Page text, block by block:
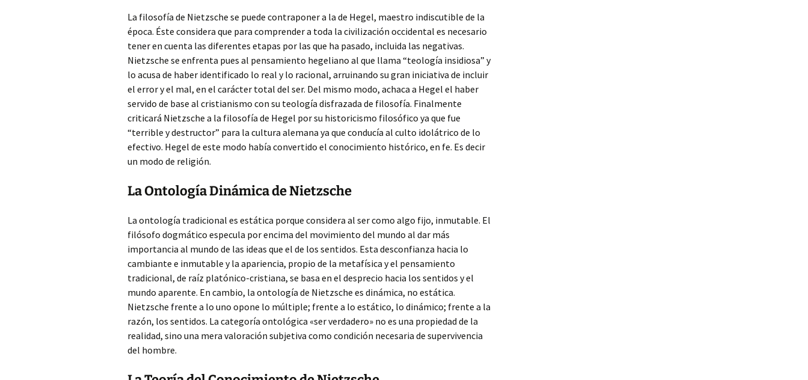
La filosofía de Nietzsche se puede contraponer a la de Hegel, maestro indiscutible de la
época. Éste considera que para comprender a toda la civilización occidental es necesario
tener en cuenta las diferentes etapas por las que ha pasado, incluida las negativas.
Nietzsche se enfrenta pues al pensamiento hegeliano al que llama “teología insidiosa” y
lo acusa de haber identificado lo real y lo racional, arruinando su gran iniciativa de incluir
el error y el mal, en el carácter total del ser. Del mismo modo, achaca a Hegel el haber
servido de base al cristianismo con su teología disfrazada de filosofía. Finalmente
criticará Nietzsche a la filosofía de Hegel por su historicismo filosófico ya que fue
“terrible y destructor” para la cultura alemana ya que conducía al culto idolátrico de lo
efectivo. Hegel de este modo había convertido el conocimiento histórico, en fe. Es decir
un modo de religión.
La Ontología Dinámica de Nietzsche
La ontología tradicional es estática porque considera al ser como algo fijo, inmutable. El
filósofo dogmático especula por encima del movimiento del mundo al dar más
importancia al mundo de las ideas que el de los sentidos. Esta desconfianza hacia lo
cambiante e inmutable y la apariencia, propio de la metafísica y el pensamiento
tradicional, de raíz platónico-cristiana, se basa en el desprecio hacia los sentidos y el
mundo aparente. En cambio, la ontología de Nietzsche es dinámica, no estática.
Nietzsche frente a lo uno opone lo múltiple; frente a lo estático, lo dinámico; frente a la
razón, los sentidos. La categoría ontológica «ser verdadero» no es una propiedad de la
realidad, sino una mera valoración subjetiva como condición necesaria de supervivencia
del hombre.